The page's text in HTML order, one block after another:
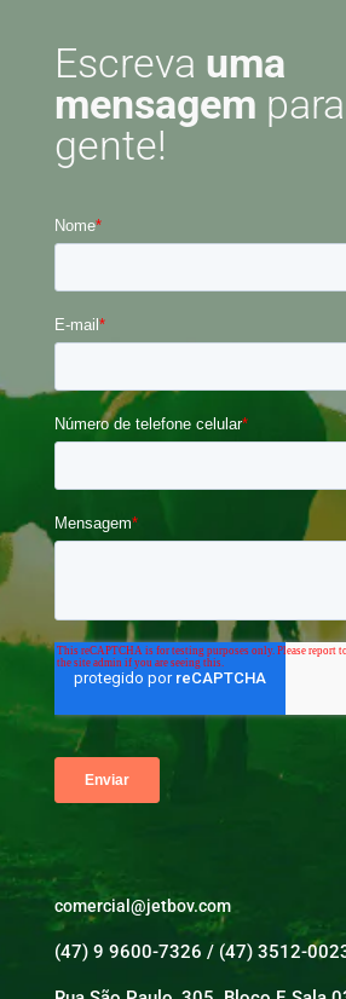
Escreva uma
mensagem
gente!
comercial@jetbov.com
(47) 9 9600-7326 / (47) 3512-